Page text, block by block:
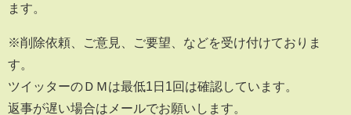
ます。
※削除依頼、ご意見、ご要望、などを受け付けておりま
す。
ツイッターのＤＭは最低1日1回は確認しています。
返事が遅い場合はメールでお願いします。